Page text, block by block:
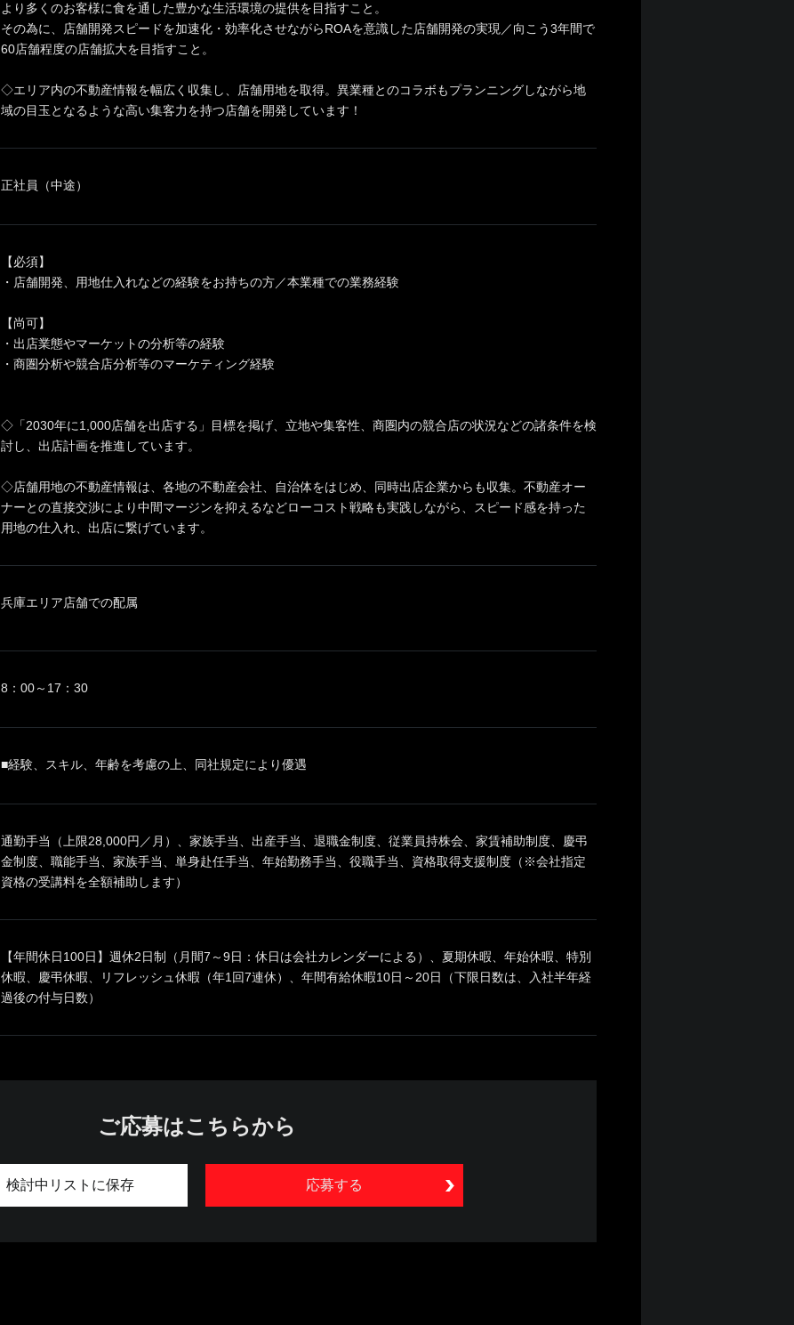
より多くのお客様に食を通した豊かな生活環境の提供を目指すこと。
その為に、店舗開発スピードを加速化・効率化させながらROAを意識した店舗開発の実現／向こう3年間で
60店舗程度の店舗拡大を目指すこと。
◇エリア内の不動産情報を幅広く収集し、店舗用地を取得。異業種とのコラボもプランニングしながら地
域の目玉となるような高い集客力を持つ店舗を開発しています！
正社員（中途）
【必須】
・店舗開発、用地仕入れなどの経験をお持ちの方／本業種での業務経験
【尚可】
・出店業態やマーケットの分析等の経験
・商圏分析や競合店分析等のマーケティング経験
◇「2030年に1,000店舗を出店する」目標を掲げ、立地や集客性、商圏内の競合店の状況などの諸条件を検
討し、出店計画を推進しています。
◇店舗用地の不動産情報は、各地の不動産会社、自治体をはじめ、同時出店企業からも収集。不動産オー
ナーとの直接交渉により中間マージンを抑えるなどローコスト戦略も実践しながら、スピード感を持った
用地の仕入れ、出店に繋げています。
兵庫エリア店舗での配属
8：00～17：30
■経験、スキル、年齢を考慮の上、同社規定により優遇
通勤手当（上限28,000円／月）、家族手当、出産手当、退職金制度、従業員持株会、家賃補助制度、慶弔
金制度、職能手当、家族手当、単身赴任手当、年始勤務手当、役職手当、資格取得支援制度（※会社指定
資格の受講料を全額補助します）
【年間休日100日】週休2日制（月間7～9日：休日は会社カレンダーによる）、夏期休暇、年始休暇、特別
休暇、慶弔休暇、リフレッシュ休暇（年1回7連休）、年間有給休暇10日～20日（下限日数は、入社半年経
過後の付与日数）
ご応募はこちらから
応募する
検討中リストに保存